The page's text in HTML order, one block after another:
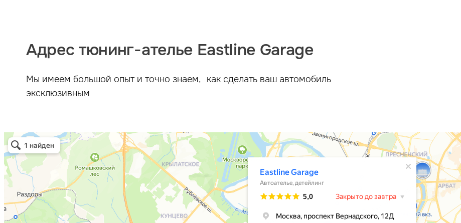
Адрес тюнинг-ателье Eastline Garage
Мы имеем большой опыт и точно знаем, как сделать ваш автомобиль
эксклюзивным